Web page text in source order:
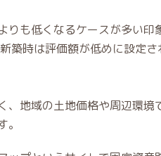
りも低くなるケースが多い
築時は評価額が低めに設定
、地域の土地価格や周辺環